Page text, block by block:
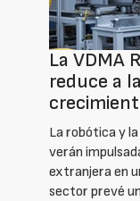
La VDMA
reduce a
La robótica y
verán
extranjera en
sector prevé